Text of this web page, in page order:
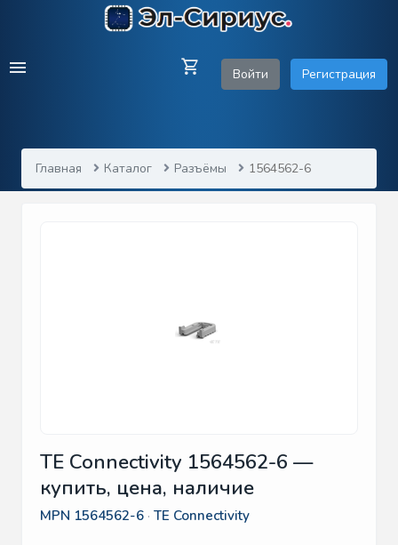
Войти Регистрация
Главная Каталог Разъёмы 1564562-6
TE Connectivity 1564562-6 —
купить, цена, наличие
MPN 1564562-6 · TE Connectivity